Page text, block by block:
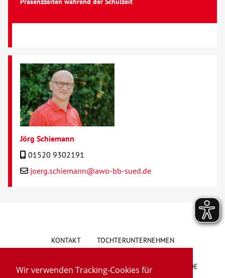
Wir verwenden Tracking-Cookies für
Jörg Schiemann
01520 9302191
joerg.schiemann@awo-bb-sued.de
KONTAKT TOCHTERUNTERNEHMEN
HINWEISGEBERSYSTEM VORSCHLAG/BESCHWERDE